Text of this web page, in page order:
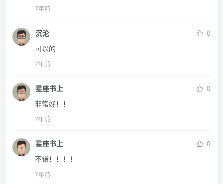
7年前
沉沦
0
可以的
7年前
星座书上
0
非常好！！
7年前
星座书上
0
不错！！！！
7年前